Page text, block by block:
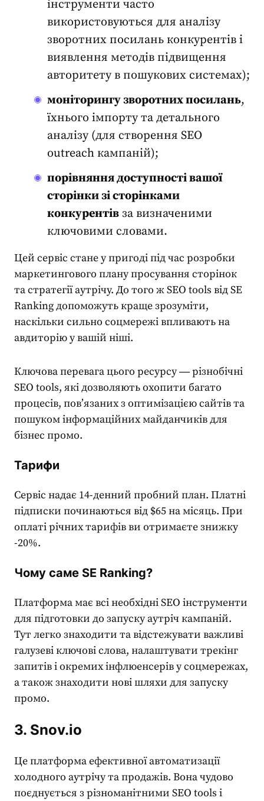
інструменти часто
використовуються для аналізу
зворотних посилань конкурентів і
виявлення методів підвищення
авторитету в пошукових системах);
моніторингу зворотних посилань,
їхнього імпорту та детального
аналізу (для створення SEO
outreach кампаній);
порівняння доступності вашої
сторінки зі сторінками
конкурентів за визначеними
ключовими словами.
Цей сервіс стане у пригоді під час розробки
маркетингового плану просування сторінок
та стратегії аутрічу. До того жSEO tools від SE
Ranking допоможуть краще зрозуміти,
наскільки сильно соцмережі впливають на
авдиторію у вашій ніші.
Ключова перевага цього ресурсу ― різнобічні
SEO tools, які дозволяють охопити багато
процесів, пов’язаних з оптимізацією сайтів та
пошуком інформаційних майданчиків для
бізнес промо.
Тарифи
Сервіс надає 14-денний пробний план. Платні
підписки починаються від $65 на місяць. При
оплаті річних тарифів ви отримаєте знижку
-20%.
Чому саме SE Ranking?
Платформа має всі необхідніSEO інструменти
для підготовки до запуску аутріч кампаній.
Тут легко знаходити та відстежувати важливі
галузеві ключові слова, налаштувати трекінг
запитів і окремих інфлюенсерів у соцмережах,
а також знаходити нові шляхи для запуску
промо.
3. Snov.io
Це платформа ефективної автоматизації
холодного аутрічу та продажів. Вона чудово
поєднується з різноманітними SEO tools і